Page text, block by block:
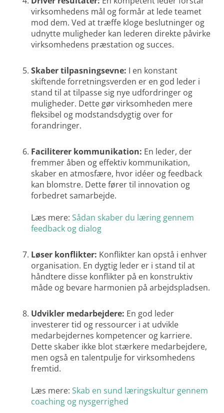
virksomhedens mål og formår at lede teamet
mod dem. Ved at træffe kloge beslutninger og
udnytte muligheder kan lederen direkte påvirke
virksomhedens præstation og succes.
Skaber tilpasningsevne: I en konstant
skiftende forretningsverden er en god leder i
stand til at tilpasse sig nye udfordringer og
muligheder. Dette gør virksomheden mere
fleksibel og modstandsdygtig over for
forandringer.
Faciliterer kommunikation: En leder, der
fremmer åben og effektiv kommunikation,
skaber en atmosfære, hvor idéer og feedback
kan blomstre. Dette fører til innovation og
forbedret samarbejde.
Læs mere:Sådan skaber du læring gennem
feedback og dialog
Løser konflikter: Konflikter kan opstå i enhver
organisation. En dygtig leder er i stand til at
håndtere disse konflikter på en konstruktiv
måde og bevare harmonien på arbejdspladsen.
Udvikler medarbejdere: En god leder
investerer tid og ressourcer i at udvikle
medarbejdernes kompetencer og karriere.
Dette skaber ikke blot stærkere medarbejdere,
men også en talentpulje for virksomhedens
fremtid.
Læs mere:Skab en sund læringskultur gennem
coaching og nysgerrighed